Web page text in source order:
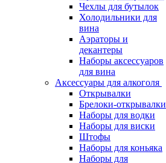
Чехлы для бутылок
Холодильники для
вина
Аэраторы и
декантеры
Наборы аксессуаров
для вина
Аксессуары для алкоголя
Открывалки
Брелоки-открывалки
Наборы для водки
Наборы для виски
Штофы
Наборы для коньяка
Наборы для